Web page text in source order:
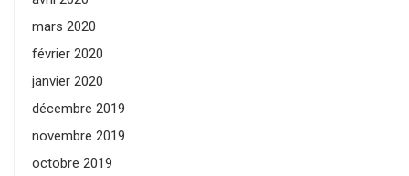
mars 2020
février 2020
janvier 2020
décembre 2019
novembre 2019
octobre 2019